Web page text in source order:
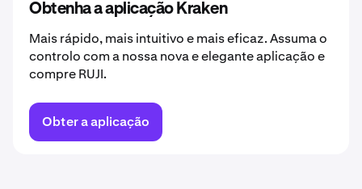
Obtenha a aplicação Kraken
Mais rápido, mais intuitivo e mais eficaz. Assuma o
controlo com a nossa nova e elegante aplicação e
compre RUJI.
Obter a aplicação